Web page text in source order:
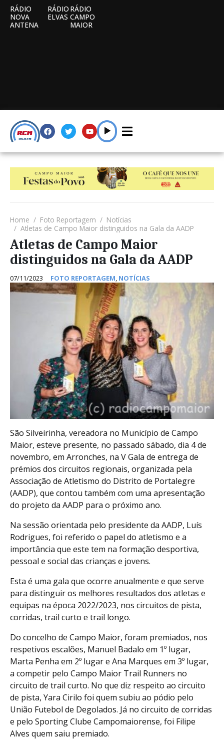
RÁDIO
NOVA
ANTENA
RÁDIO
ELVAS
RÁDIO
CAMPO
MAIOR
Home Foto Reportagem
Notícias
Atletas de Campo Maior distinguidos na Gala da AADP
Atletas de Campo Maior
distinguidos na Gala da AADP
07/11/2023 FOTO REPORTAGEM, NOTÍCIAS
São Silveirinha, vereadora no Município de Campo
Maior, esteve presente, no passado sábado, dia 4 de
novembro, em Arronches, na V Gala de entrega de
prémios dos circuitos regionais, organizada pela
Associação de Atletismo do Distrito de Portalegre
(AADP), que contou também com uma apresentação
do projeto da AADP para o próximo ano.
Na sessão orientada pelo presidente da AADP, Luís
Rodrigues, foi referido o papel do atletismo e a
importância que este tem na formação desportiva,
pessoal e social das crianças e jovens.
Esta é uma gala que ocorre anualmente e que serve
para distinguir os melhores resultados dos atletas e
equipas na época 2022/2023, nos circuitos de pista,
corridas, trail curto e trail longo.
Do concelho de Campo Maior, foram premiados, nos
respetivos escalões, Manuel Badalo em 1º lugar,
Marta Penha em 2º lugar e Ana Marques em 3º lugar,
a competir pelo Campo Maior Trail Runners no
circuito de trail curto. No que diz respeito ao circuito
de pista, Yara Cirilo foi quem subiu ao pódio pelo
União Futebol de Degolados. Já no circuito de corridas
e pelo Sporting Clube Campomaiorense, foi Filipe
Alves quem saiu premiado.